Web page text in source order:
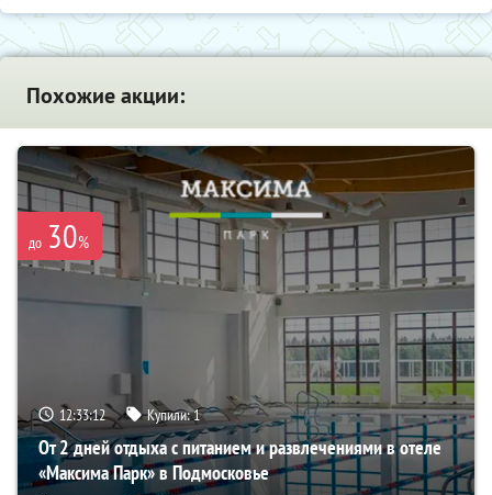
Похожие акции:
до 30%
12:33:10 Купили:1
От 2 дней отдыха с питанием и развлечениями в отеле
«Максима Парк» в Подмосковье